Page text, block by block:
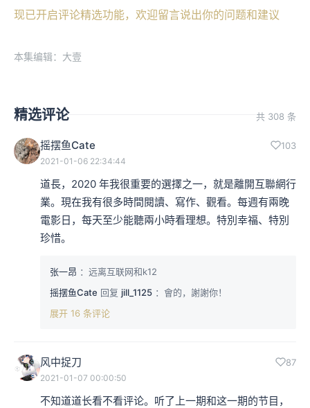
现已开启评论精选功能，欢迎留言说出你的问题和建议
本集编辑：大壹
精选评论 共 308 条
摇摆鱼Cate 103
2021-01-06 22:34:44
道長，2020 年我很重要的選擇之一，就是離開互聯網行
業。現在我有很多時間閱讀、寫作、觀看。每週有兩晚
電影日，每天至少能聽兩小時看理想。特別幸福、特別
珍惜。
张一昂 ：远离互联网和k12
摇摆鱼Cate 回复 jill_1125 ：會的，謝謝你！
展开 16 条评论
风中捉刀 87
2021-01-07 00:00:50
不知道道长看不看评论。听了上一期和这一期的节目，